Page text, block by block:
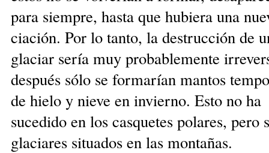
para siempre, hasta que hubiera una
ciación. Por lo tanto, la destruc­ción de
glaciar sería muy probablemente
después sólo se for­marían mantos
de hielo y nie­ve en invier­no. Esto no ha
sucedido en los casquetes polares, pe­ro
glaciares si­tua­dos en las montañas.